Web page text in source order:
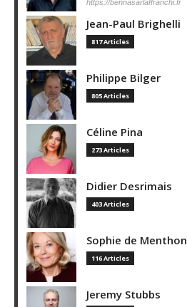
https://bennasarlaffranchi.fr
Jean-Paul Brighelli
817 Articles
Philippe Bilger
805 Articles
Céline Pina
273 Articles
Didier Desrimais
403 Articles
Sophie de Menthon
116 Articles
Jeremy Stubbs